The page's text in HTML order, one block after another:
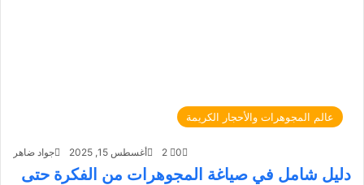
عالم المجوهرات والأحجار الكريمة
جواد ضاهر أغسطس 15, 2025 0
دليل شامل في صياغة المجوهرات من الفكرة حتى